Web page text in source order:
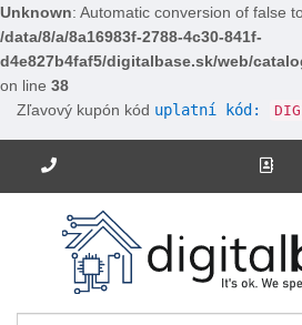
Unknown: Automatic conversion of false
/data/8/a/8a16983f-2788-4c30-841f-
d4e827b4faf5/digitalbase.sk/web/
on line 38
Zľavový kupón kód uplatní kód:
Potrebujete poradiť? Zavolajte nám.